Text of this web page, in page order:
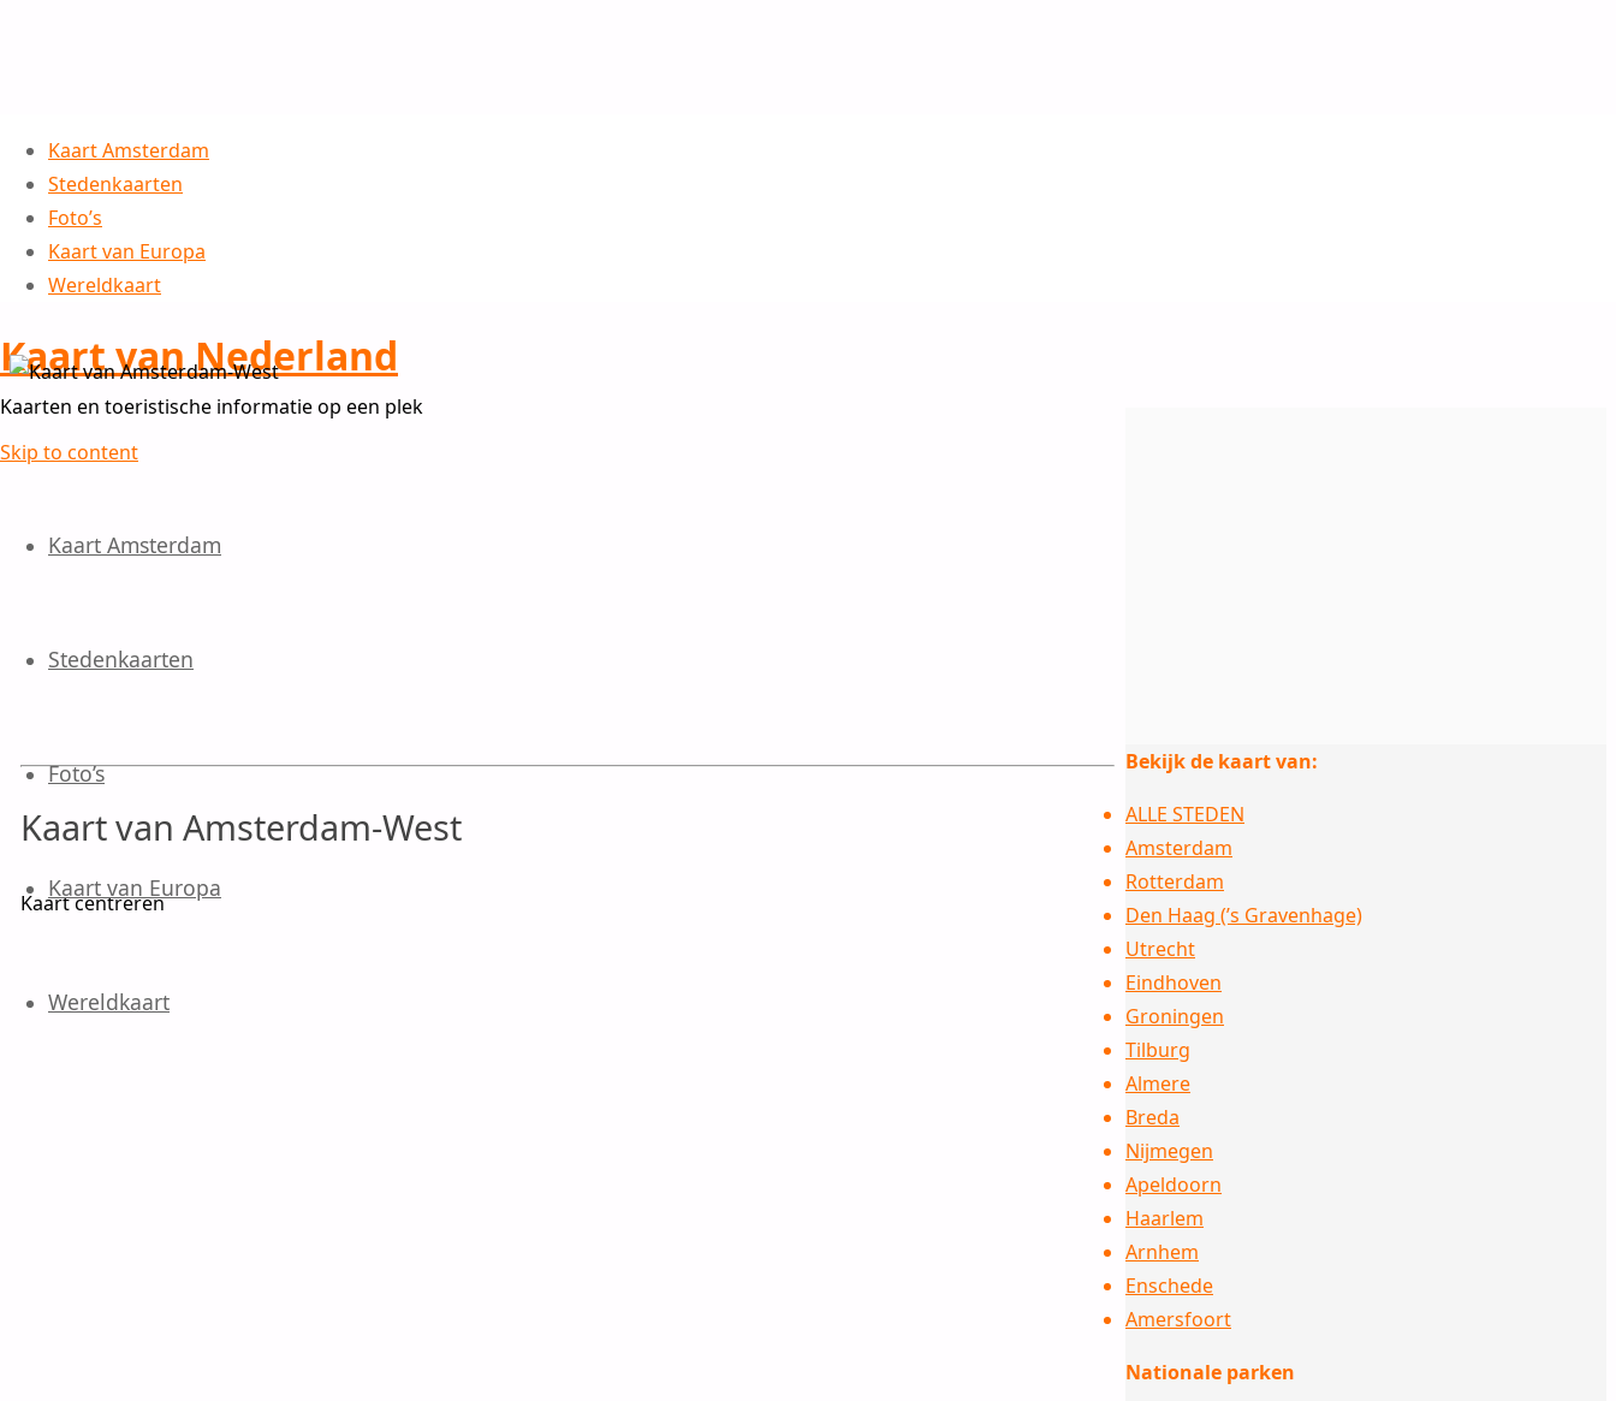
Kaart Amsterdam
Stedenkaarten
Foto’s
Kaart van Europa
Wereldkaart
Kaart van Nederland
Kaarten en toeristische informatie op een plek
Skip to content
Kaart Amsterdam
Stedenkaarten
Foto’s
Kaart van Europa
Wereldkaart
Kaart van Amsterdam-West
Kaart centreren
Bekijk de kaart van:
ALLE STEDEN
Amsterdam
Rotterdam
Den Haag (’s Gravenhage)
Utrecht
Eindhoven
Groningen
Tilburg
Almere
Breda
Nijmegen
Apeldoorn
Haarlem
Arnhem
Enschede
Amersfoort
Nationale parken